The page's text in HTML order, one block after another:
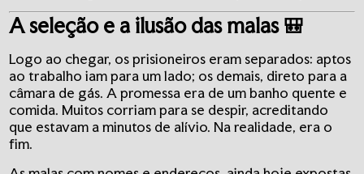
A seleção e a ilusão das malas 🎒
Logo ao chegar, os prisioneiros eram separados: aptos
ao trabalho iam para um lado; os demais, direto para a
câmara de gás. A promessa era de um banho quente e
comida. Muitos corriam para se despir, acreditando
que estavam a minutos de alívio. Na realidade, era o
fim.